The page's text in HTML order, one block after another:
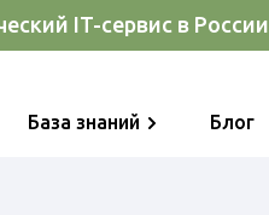
IT-сервис в России
База знаний Блог